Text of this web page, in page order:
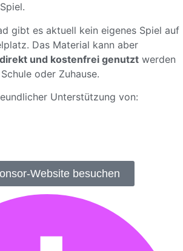
gibt es aktuell kein eigenes Spiel auf
Das Material kann aber
direkt und kostenfrei genutzt werden
oder Zuhause.
Unterstützung von:
Website besuchen